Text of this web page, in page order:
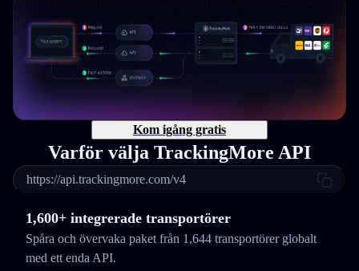
Kom igång gratis
Varför välja TrackingMore API
https://api.trackingmore.com/v4
1,600+ integrerade transportörer
Spåra och övervaka paket från 1,644 transportörer globalt
med ett enda API.